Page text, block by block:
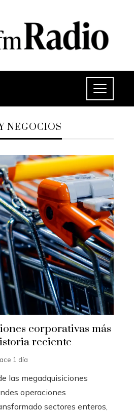
NEGOCIOS
corporativas más
reciente
1 día
las megadquisiciones
operaciones
sectores enteros,